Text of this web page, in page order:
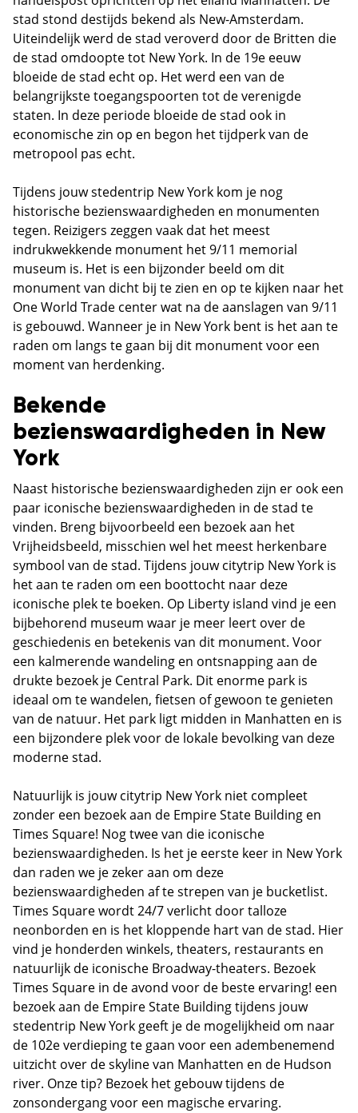
stad stond destijds bekend als New-Amsterdam.
Uiteindelijk werd de stad veroverd door de Britten die
de stad omdoopte tot New York. In de 19e eeuw
bloeide de stad echt op. Het werd een van de
belangrijkste toegangspoorten tot de verenigde
staten. In deze periode bloeide de stad ook in
economische zin op en begon het tijdperk van de
metropool pas echt.
Tijdens jouw stedentrip New York kom je nog
historische bezienswaardigheden en monumenten
tegen. Reizigers zeggen vaak dat het meest
indrukwekkende monument het 9/11 memorial
museum is. Het is een bijzonder beeld om dit
monument van dicht bij te zien en op te kijken naar het
One World Trade center wat na de aanslagen van 9/11
is gebouwd. Wanneer je in New York bent is het aan te
raden om langs te gaan bij dit monument voor een
moment van herdenking.
Bekende
bezienswaardigheden in New
York
Naast historische bezienswaardigheden zijn er ook een
paar iconische bezienswaardigheden in de stad te
vinden. Breng bijvoorbeeld een bezoek aan het
Vrijheidsbeeld, misschien wel het meest herkenbare
symbool van de stad. Tijdens jouw citytrip New York is
het aan te raden om een boottocht naar deze
iconische plek te boeken. Op Liberty island vind je een
bijbehorend museum waar je meer leert over de
geschiedenis en betekenis van dit monument. Voor
een kalmerende wandeling en ontsnapping aan de
drukte bezoek je Central Park. Dit enorme park is
ideaal om te wandelen, fietsen of gewoon te genieten
van de natuur. Het park ligt midden in Manhatten en is
een bijzondere plek voor de lokale bevolking van deze
moderne stad.
Natuurlijk is jouw citytrip New York niet compleet
zonder een bezoek aan de Empire State Building en
Times Square! Nog twee van die iconische
bezienswaardigheden. Is het je eerste keer in New York
dan raden we je zeker aan om deze
bezienswaardigheden af te strepen van je bucketlist.
Times Square wordt 24/7 verlicht door talloze
neonborden en is het kloppende hart van de stad. Hier
vind je honderden winkels, theaters, restaurants en
natuurlijk de iconische Broadway-theaters. Bezoek
Times Square in de avond voor de beste ervaring! een
bezoek aan de Empire State Building tijdens jouw
stedentrip New York geeft je de mogelijkheid om naar
de 102e verdieping te gaan voor een adembenemend
uitzicht over de skyline van Manhatten en de Hudson
river. Onze tip? Bezoek het gebouw tijdens de
zonsondergang voor een magische ervaring.